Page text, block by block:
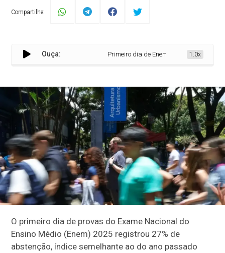
Compartilhe:
Ouça: Primeiro dia de Enem 2025 registra 27% de
1.0x
O primeiro dia de provas do Exame Nacional do
Ensino Médio (Enem) 2025 registrou 27% de
abstenção, índice semelhante ao do ano passado